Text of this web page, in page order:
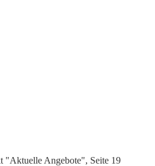
"Aktuelle Angebote", Seite 19